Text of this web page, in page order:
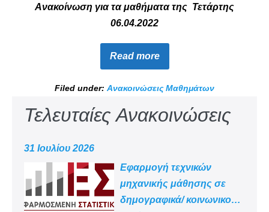
Ανακοίνωση για τα μαθήματα της Τετάρτης
06.04.2022
Read more
Filed under: Ανακοινώσεις Μαθημάτων
Τελευταίες Ανακοινώσεις
31 Ιουλίου 2026
Εφαρμογή τεχνικών
μηχανικής μάθησης σε
δημογραφικά/ κοινωνικο